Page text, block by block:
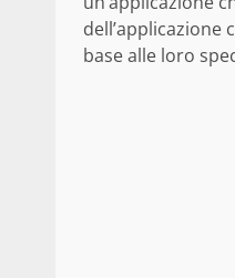
dell’applicazione
base alle loro